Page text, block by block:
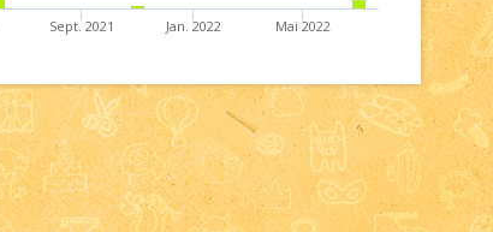
Sept. 2021 Jan. 2022 Mai 2022